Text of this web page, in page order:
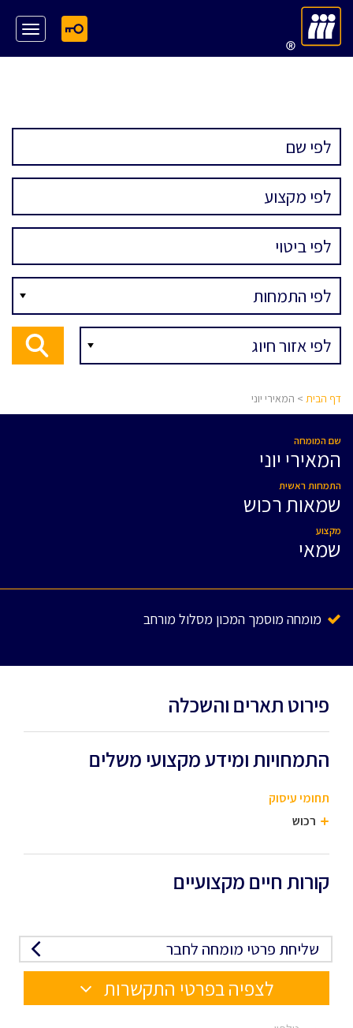
דף הבית > המאירי יוני
שם המומחה
המאירי יוני
התמחות ראשית
שמאות רכוש
מקצוע
שמאי
מומחה מוסמך המכון מסלול מורחב
פירוט תארים והשכלה
התמחויות ומידע מקצועי משלים
תחומי עיסוק
רכוש
קורות חיים מקצועיים
שליחת פרטי מומחה לחבר
לצפיה בפרטי התקשרות